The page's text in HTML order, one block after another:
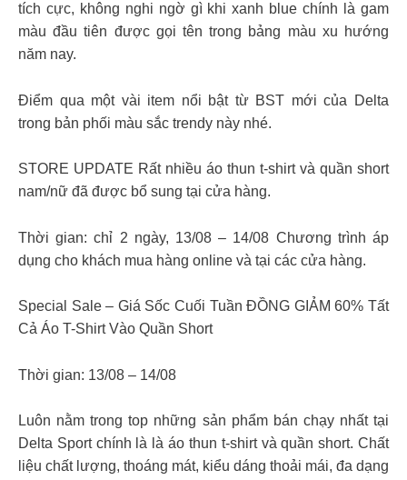
tích cực, không nghi ngờ gì khi xanh blue chính là gam
màu đầu tiên được gọi tên trong bảng màu xu hướng
năm nay.
Điểm qua một vài item nổi bật từ BST mới của Delta
trong bản phối màu sắc trendy này nhé.
STORE UPDATE Rất nhiều áo thun t-shirt và quần short
nam/nữ đã được bổ sung tại cửa hàng.
Thời gian: chỉ 2 ngày, 13/08 – 14/08 Chương trình áp
dụng cho khách mua hàng online và tại các cửa hàng.
Special Sale – Giá Sốc Cuối Tuần ĐỒNG GIẢM 60% Tất
Cả Áo T-Shirt Vào Quần Short
Thời gian: 13/08 – 14/08
Luôn nằm trong top những sản phẩm bán chạy nhất tại
Delta Sport chính là là áo thun t-shirt và quần short. Chất
liệu chất lượng, thoáng mát, kiểu dáng thoải mái, đa dạng